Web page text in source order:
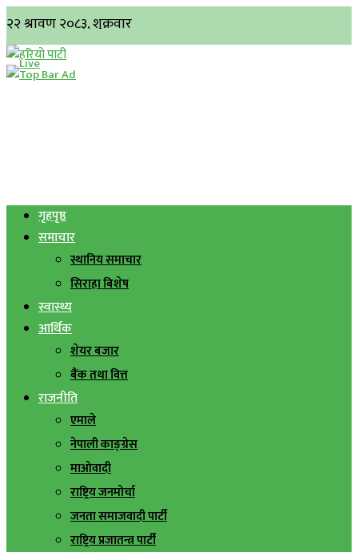
गृहपृष्ठ
समाचार
स्थानिय समाचार
सिराहा बिशेष
स्वास्थ्य
आर्थिक
शेयर बजार
बैंक तथा वित्त
राजनीति
एमाले
नेपाली काङ्ग्रेस
माओवादी
राष्ट्रिय जनमोर्चा
जनता समाजवादी पार्टी
राष्ट्रिय प्रजातन्त्र पार्टी